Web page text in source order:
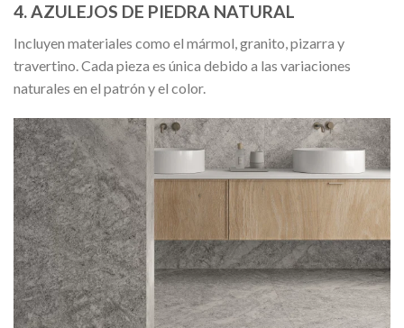
4. AZULEJOS DE PIEDRA NATURAL
Incluyen materiales como el mármol, granito, pizarra y
travertino. Cada pieza es única debido a las variaciones
naturales en el patrón y el color.